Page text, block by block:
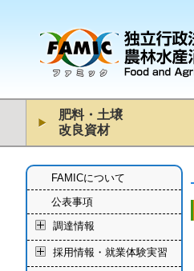
肥料・土壌
改良資材
FAMICについて
公表事項
調達情報
採用情報・就業体験実習